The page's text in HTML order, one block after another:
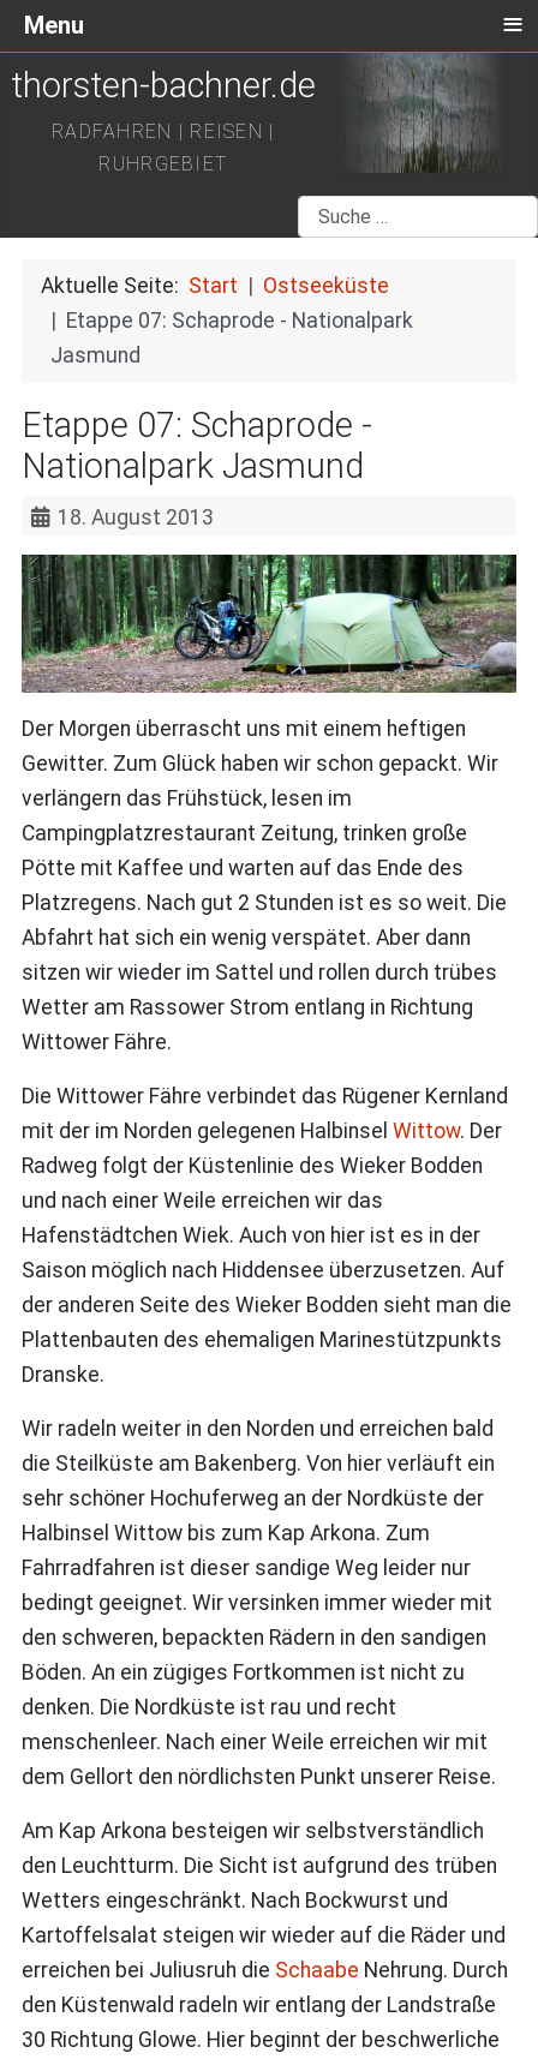
thorsten-bachner.de
RADFAHREN | REISEN |
RUHRGEBIET
Suchen
Aktuelle Seite: Start
Ostseeküste
Etappe 07: Schaprode - Nationalpark
Jasmund
Etappe 07: Schaprode -
Nationalpark Jasmund
18. August 2013
Der Morgen überrascht uns mit einem heftigen
Gewitter. Zum Glück haben wir schon gepackt. Wir
verlängern das Frühstück, lesen im
Campingplatzrestaurant Zeitung, trinken große
Pötte mit Kaffee und warten auf das Ende des
Platzregens. Nach gut 2 Stunden ist es so weit. Die
Abfahrt hat sich ein wenig verspätet. Aber dann
sitzen wir wieder im Sattel und rollen durch trübes
Wetter am Rassower Strom entlang in Richtung
Wittower Fähre.
Die Wittower Fähre verbindet das Rügener Kernland
mit der im Norden gelegenen Halbinsel Wittow. Der
Radweg folgt der Küstenlinie des Wieker Bodden
und nach einer Weile erreichen wir das
Hafenstädtchen Wiek. Auch von hier ist es in der
Saison möglich nach Hiddensee überzusetzen. Auf
der anderen Seite des Wieker Bodden sieht man die
Plattenbauten des ehemaligen Marinestützpunkts
Dranske.
Wir radeln weiter in den Norden und erreichen bald
die Steilküste am Bakenberg. Von hier verläuft ein
sehr schöner Hochuferweg an der Nordküste der
Halbinsel Wittow bis zum Kap Arkona. Zum
Fahrradfahren ist dieser sandige Weg leider nur
bedingt geeignet. Wir versinken immer wieder mit
den schweren, bepackten Rädern in den sandigen
Böden. An ein zügiges Fortkommen ist nicht zu
denken. Die Nordküste ist rau und recht
menschenleer. Nach einer Weile erreichen wir mit
dem Gellort den nördlichsten Punkt unserer Reise.
Am Kap Arkona besteigen wir selbstverständlich
den Leuchtturm. Die Sicht ist aufgrund des trüben
Wetters eingeschränkt. Nach Bockwurst und
Kartoffelsalat steigen wir wieder auf die Räder und
erreichen bei Juliusruh die Schaabe Nehrung. Durch
den Küstenwald radeln wir entlang der Landstraße
30 Richtung Glowe. Hier beginnt der beschwerliche
Menu ≡